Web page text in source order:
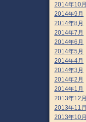
2014年10月
2014年9月
2014年8月
2014年7月
2014年6月
2014年5月
2014年4月
2014年3月
2014年2月
2014年1月
2013年12月
2013年11月
2013年10月